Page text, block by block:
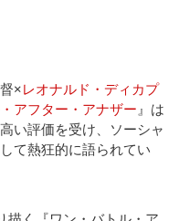
×レオナルド・ディカプ
アフター・アナザー 』は
い評価を受け、ソーシャ
て熱狂的に語られてい